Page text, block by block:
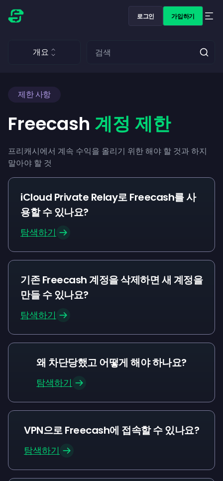
로그인 가입하기
개요
제한 사항
Freecash 계정 제한
프리캐시에서 계속 수익을 올리기 위한 해야 할 것과 하지
말아야 할 것
iCloud Private Relay로 Freecash를 사
용할 수 있나요?
탐색하기
기존 Freecash 계정을 삭제하면 새 계정을
만들 수 있나요?
탐색하기
왜 차단당했고 어떻게 해야 하나요?
탐색하기
VPN으로 Freecash에 접속할 수 있나요?
탐색하기